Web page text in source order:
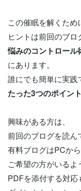
この催眠を解くため
ヒントは前回のブロ
悩みのコントロール
にあります。
誰にでも簡単に実践
たった3つのポイント
興味がある方は、
前回のブログを読ん
有料ブログはPCか
ご希望の方がいるよ
PDFを添付する対